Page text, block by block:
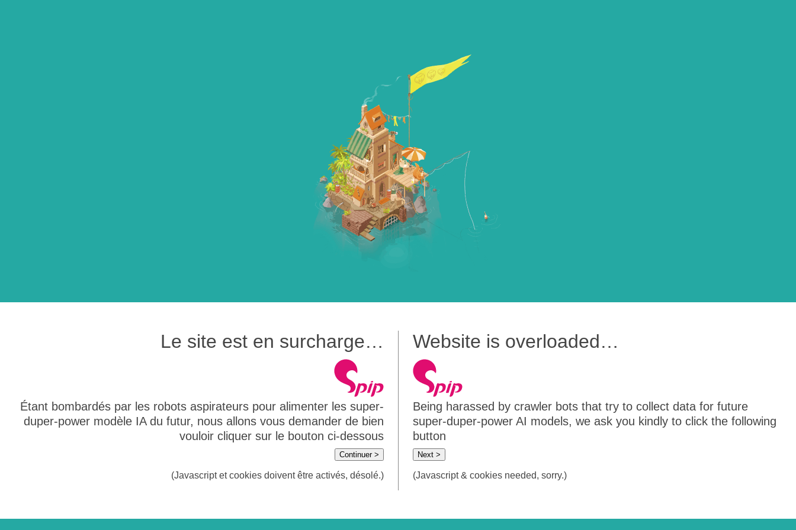
Le site est en surcharge…
Étant bombardés par les robots aspirateurs pour alimenter les super-
duper-power modèle IA du futur, nous allons vous demander de bien
vouloir cliquer sur le bouton ci-dessous
Continuer >
(Javascript et cookies doivent être activés, désolé.)
Website is overloaded…
Being harassed by crawler bots that try to collect data for future
super-duper-power AI models, we ask you kindly to click the following
button
Next >
(Javascript & cookies needed, sorry.)